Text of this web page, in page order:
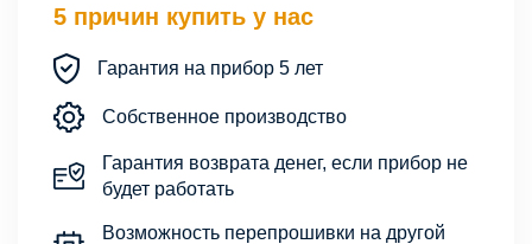
5 причин купить у нас
Гарантия на прибор 5 лет
Собственное производство
Гарантия возврата денег, если прибор не
будет работать
Возможность перепрошивки на другой